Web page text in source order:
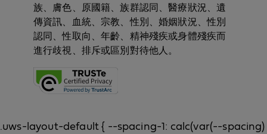
族、膚色、原國籍、族群認同、醫療狀況、遺
傳資訊、血統、宗教、性別、婚姻狀況、性別
認同、性取向、年齡、精神殘疾或身體殘疾而
進行歧視、排斥或區別對待他人。